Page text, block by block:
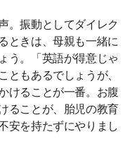
。振動としてダイレク
ときは、母親も一緒に
う。「英語が得意じゃ
もあるでしょうが、
けることが一番。お腹
ることが、胎児の教育
安を持たずにやりまし